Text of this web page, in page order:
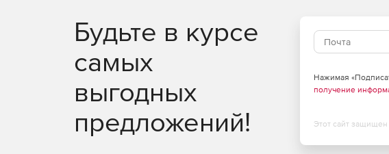
Будьте в курсе
самых
выгодных
предложений!
Нажимая
получение
Этот сайт